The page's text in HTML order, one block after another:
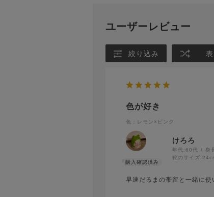
ユーザーレビュー
絞り込み
色が好き
色：レモン×ピンク
けろろ
年代:60代 身
靴のサイズ:
早速だるまの帯留と一緒に使